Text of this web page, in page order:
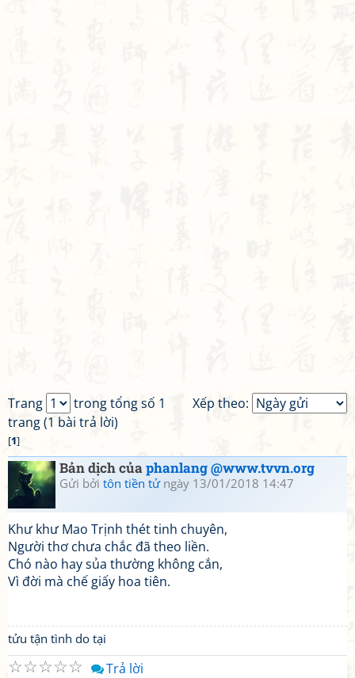
Xếp theo:
Trang
trong tổng số 1
trang (1 bài trả lời)
[1]
Bản dịch củaphanlang @www.tvvn.org
Gửi bởi tôn tiền tửngày 13/01/2018 14:47
Khư khư Mao Trịnh thét tinh chuyên,
Người thơ chưa chắc đã theo liền.
Chó nào hay sủa thường không cắn,
Vì đời mà chế giấy hoa tiên.
tửu tận tình do tại
☆
☆
☆
☆
☆ Trả lời